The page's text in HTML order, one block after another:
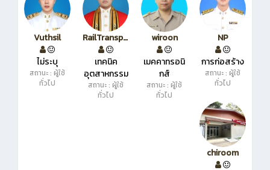
Vuthsil
ไม่ระบุ
สถานะ : ผู้ใช้
ทั่วไป
RailTransport
เทคนิค
อุตสาหกรรม
สถานะ : ผู้ใช้
ทั่วไป
wiroon
เมคคาทรอนิ
กส์
สถานะ : ผู้ใช้
ทั่วไป
NP
การก่อสร้าง
สถานะ : ผู้ใช้
ทั่วไป
chiroom